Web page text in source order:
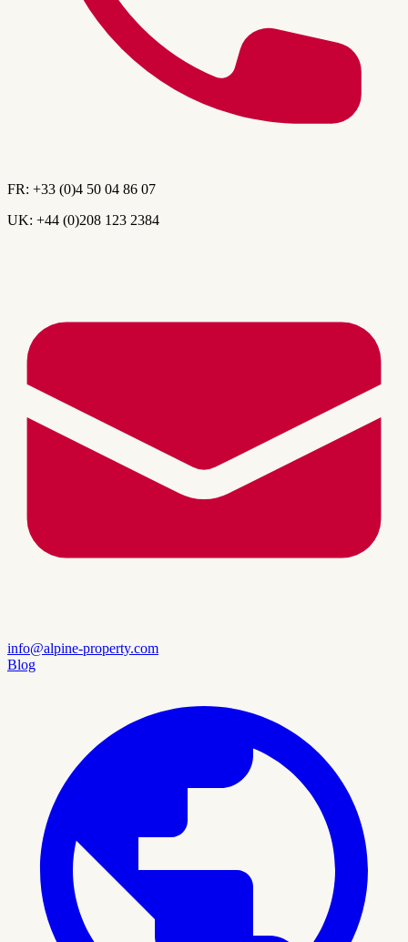
FR: +33 (0)4 50 04 86 07
UK: +44 (0)208 123 2384
info@alpine-property.com
Blog